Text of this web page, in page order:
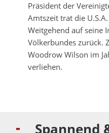
Präsident der
Amtszeit trat die
Weitgehend auf seine
Völkerbundes zurück.
Woodrow Wilson im
verliehen.
Spannend